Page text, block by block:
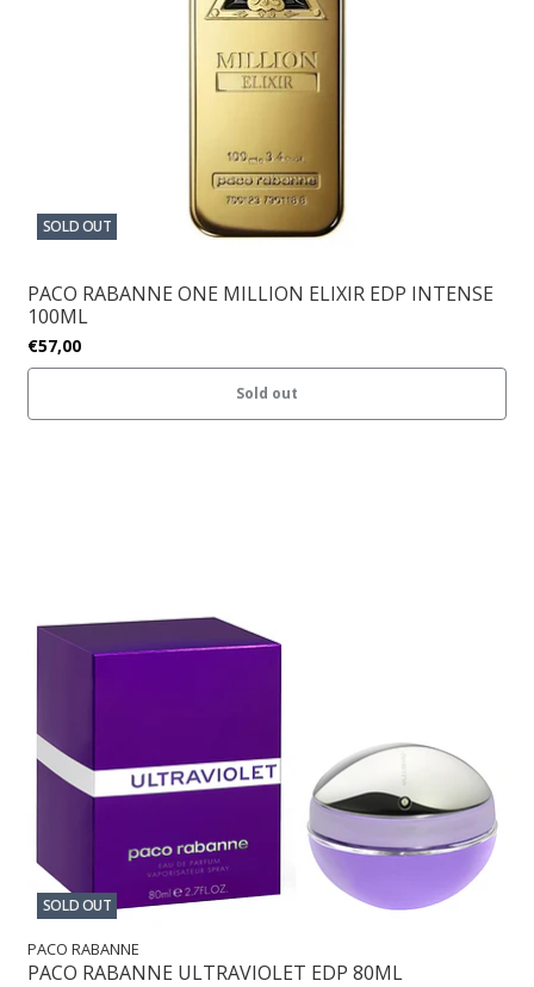
SOLD OUT
PACO RABANNE ONE MILLION ELIXIR EDP INTENSE
100ML
€57,00
Sold out
SOLD OUT
PACO RABANNE
PACO RABANNE ULTRAVIOLET EDP 80ML